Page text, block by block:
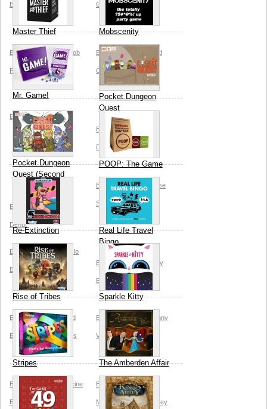
Breckman Games
Master Thief
Breaking Games Jacob
Parr Jake Spencer
Mobscenity
Breaking Games Fred
Clarke
Mr. Game!
Breaking Games
Pocket Dungeon
Quest
Breaking Games
Dehut
Pocket Dungeon
Quest (Second
Edition)
Breaking Games
Dehut
POOP: The Game
Breaking Games Blaise
Sewell
Re-Extinction
Breaking Games Razlo
Bailey
Real Life Travel
Bingo
Breaking Games Andy
Breckman
Rise of Tribes
Breaking Games Brad
Brooks Sergio Chaves
Sparkle Kitty
Breaking Games Manny
Vega
Stripes
Breaking Games Maxine
Ekl
The Amberden Affair
Breaking Games
Michael Domeny Kelsey